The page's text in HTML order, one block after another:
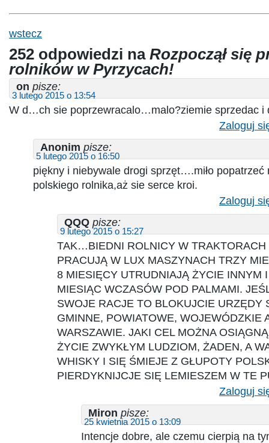
wstecz
252 odpowiedzi na Rozpoczął się
rolników w Pyrzycach!
on pisze:
3 lutego 2015 o 13:54
W d…ch sie poprzewracalo…malo?ziemie sprzedac i
Zaloguj
Anonim pisze:
5 lutego 2015 o 16:50
piękny i niebywale drogi sprzęt….miło popatrzeć
polskiego rolnika,aż sie serce kroi.
Zaloguj
QQQ pisze:
9 lutego 2015 o 15:27
TAK…BIEDNI ROLNICY W TRAKTORACH
PRACUJĄ W LUX MASZYNACH TRZY
8 MIESIĘCY UTRUDNIAJĄ ŻYCIE INNYM
MIESIĄC WCZASÓW POD PALMAMI.
SWOJE RACJE TO BLOKUJCIE URZĘDY
GMINNE, POWIATOWE, WOJEWÓDZKIE
WARSZAWIE. JAKI CEL MOŻNA
ŻYCIE ZWYKŁYM LUDZIOM, ŻADEN, A
WHISKY I SIĘ ŚMIEJE Z GŁUPOTY
PIERDYKNIJCJE SIĘ LEMIESZEM W TE
Zaloguj
Miron pisze:
25 kwietnia 2015 o 13:09
Intencje dobre, ale czemu cierpią na